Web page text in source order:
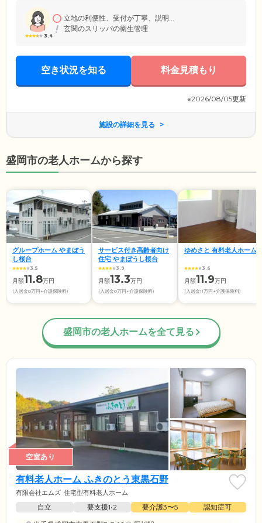
3.4
立地の利便性、受付が丁寧、説明...
玄関のスリッパの衛生管理
空き状況を知る 料金見積もり
※2026/08/05更新
施設の詳細を見る
盛岡市の老人ホームから探す
グループホーム やまぼう
し桜台
3.5
月額11.8万円
(入居金0万円+介護保険料)
サービス付き高齢者向け
住宅 やまぼうし桜台
3.9
月額13.3万円
(入居金0万円+介護保険料)
ゆめさと 有料老人ホーム
3.6
月額11.9万円
(入居金11万円+介護保険料)
盛岡市の老人ホームを全て見る
空室あり
有料老人ホーム ふきのとう東黒石野
有限会社エムズ 住宅型有料老人ホーム
自立 要支援1•2 要介護3〜5
認知症可